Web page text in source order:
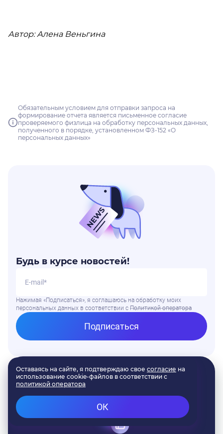
Автор: Алена Веньгина
Обязательным условием для отправки запроса на
формирование отчета является письменное согласие
проверяемого физлица на обработку персональных данных,
полученного в порядке, установленном ФЗ-152 «О
персональных данных»
Будь в курсе новостей!
Нажимая «Подписаться», я соглашаюсь на обработку моих
персональных данных в соответствии с Политикой оператора
Подписаться